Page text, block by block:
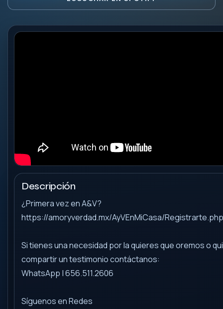
Descripción
¿Primera vez en A&V?
https://amoryverdad.mx/AyVEnMiCasa/Registrarte.php
Si tienes una necesidad por la quieres que oremos o
compartir un testimonio contáctanos:
WhatsApp | 656.511.2606
Síguenos en Redes